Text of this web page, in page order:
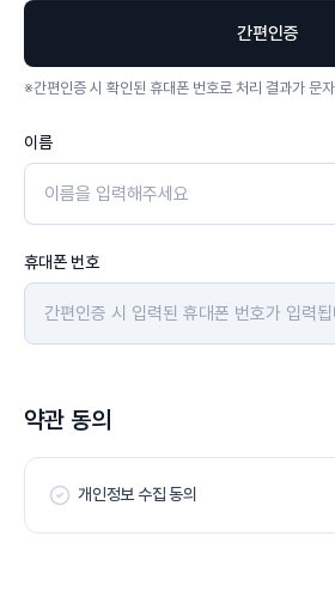
간편인증
※간편인증 시 확인된 휴대폰 번호로 처리 결과가 문
이름
휴대폰 번호
약관 동의
개인정보 수집 동의